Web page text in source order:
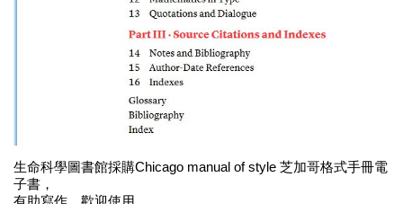
生命科學圖書館採購Chicago manual of style 芝加哥格式手冊電
子書，
有助寫作，歡迎使用。